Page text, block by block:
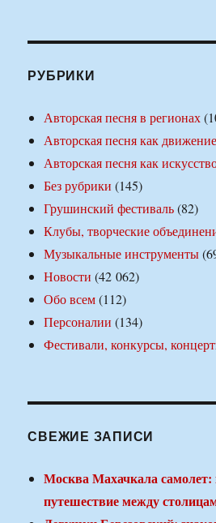
РУБРИКИ
Авторская песня в регионах
Авторская песня как движение
Авторская песня как
Без рубрики (145)
Грушинский фестиваль(82)
Клубы, творческие
Музыкальные инструменты
Новости (42 062)
Обо всем(112)
Персоналии (134)
Фестивали, конкурсы,
СВЕЖИЕ ЗАПИСИ
Москва Махачкала
путешествие между